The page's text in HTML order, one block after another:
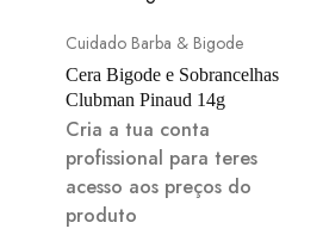
Cuidado Barba & Bigode
Cera Bigode e Sobrancelhas
Clubman Pinaud 14g
Cria a tua conta
profissional para teres
acesso aos preços do
produto